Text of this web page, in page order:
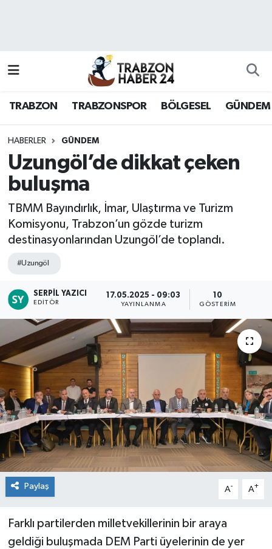
TRABZON TRABZONSPOR BÖLGESEL GÜNDEM
HABERLER GÜNDEM
Uzungöl’de dikkat çeken
buluşma
TBMM Bayındırlık, İmar, Ulaştırma ve Turizm
Komisyonu, Trabzon’un gözde turizm
destinasyonlarından Uzungöl’de toplandı.
#Uzungöl
SERPIL YAZICI
EDITÖR
17.05.2025 - 09:03
YAYINLANMA
10
GÖSTERIM
Paylaş A- A+
Farklı partilerden milletvekillerinin bir araya
geldiği buluşmada DEM Parti üyelerinin de yer
Hava Durumu
Namaz Vakitleri
Trafik Durumu
Süper Lig Puan Durumu ve Fikstür
Tüm Manşetler
Son Dakika Haberleri
Haber Arşivi